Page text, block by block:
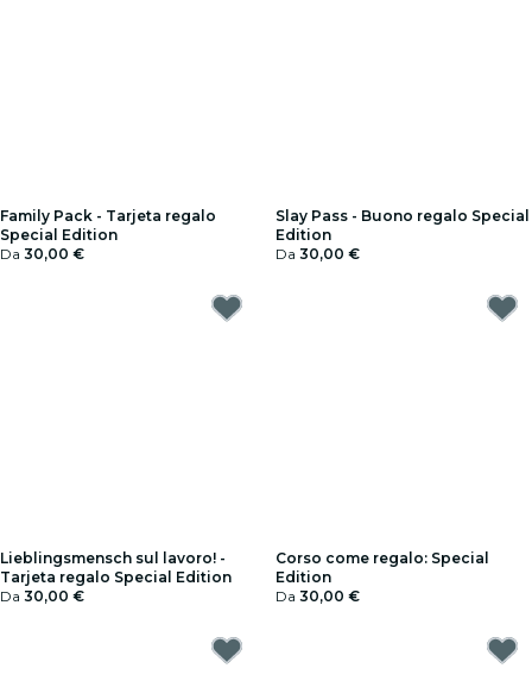
Family Pack - Tarjeta regalo
Special Edition
Da 30,00 €
Slay Pass - Buono regalo Special
Edition
Da 30,00 €
Lieblingsmensch sul lavoro! -
Tarjeta regalo Special Edition
Da 30,00 €
Corso come regalo: Special
Edition
Da 30,00 €